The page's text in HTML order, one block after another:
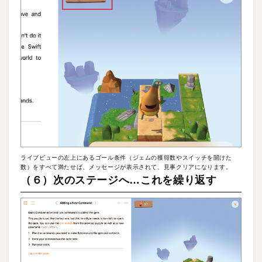
ライブビューの左上にあるゴール条件（ジェムの獲得数やスイッチを開けた
数）をすべて満たせば、メッセージが表示されて、見事クリアになります。
（６）次のステージへ…これを繰り返す